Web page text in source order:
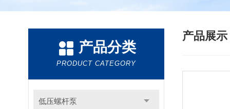
产品分类
PRODUCT CATEGORY
低压螺杆泵
产品展示